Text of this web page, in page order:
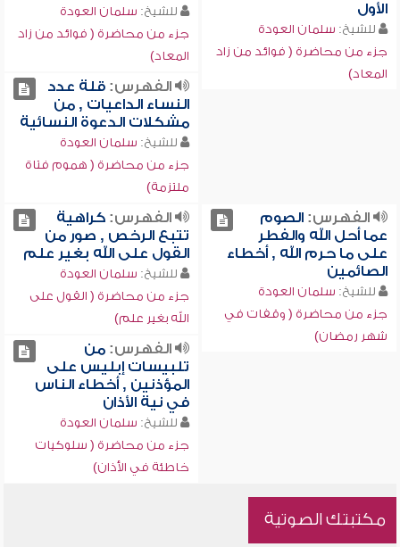
الأول
للشيخ: سلمان العودة
جزء من محاضرة ( فوائد من زاد
المعاد)
للشيخ: سلمان العودة
جزء من محاضرة ( فوائد من زاد
المعاد)
الفهرس:قلة عدد
النساء الداعيات , من
مشكلات الدعوة النسائية
للشيخ: سلمان العودة
جزء من محاضرة ( هموم فتاة
ملتزمة)
الفهرس:الصوم
عما أحل الله والفطر
على ما حرم الله , أخطاء
الصائمين
للشيخ: سلمان العودة
جزء من محاضرة ( وقفات في
شهر رمضان)
الفهرس:كراهية
تتبع الرخص , صور من
القول على الله بغير علم
للشيخ: سلمان العودة
جزء من محاضرة ( القول على
الله بغير علم)
الفهرس:من
تلبيسات إبليس على
المؤذنين , أخطاء الناس
في نية الأذان
للشيخ: سلمان العودة
جزء من محاضرة ( سلوكيات
خاطئة في الأذان)
مكتبتك الصوتية